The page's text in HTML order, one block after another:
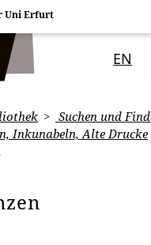
Uni Erfurt
EN
Suchen und
Inkunabeln, Alte Drucke